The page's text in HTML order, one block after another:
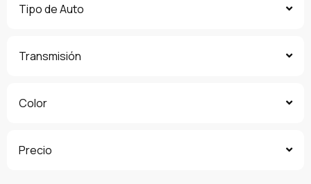
Tipo de Auto
Transmisión
Color
Precio